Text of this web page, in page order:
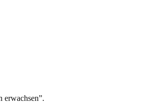
erwachsen”.